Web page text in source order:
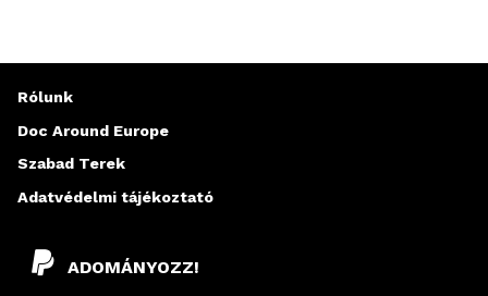
ADOMÁNYOZZ!
Rólunk
Doc Around Europe
Szabad Terek
Adatvédelmi tájékoztató